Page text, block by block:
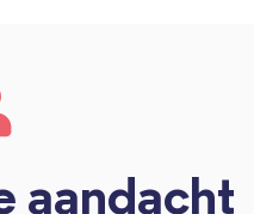
aandacht